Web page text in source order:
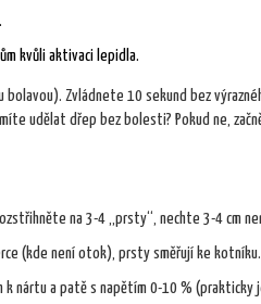
kvůli aktivaci lepidla.
Zvládnete 10 sekund bez
udělat dřep bez bolesti? Pokud ne,
na 3-4 „prsty“, nechte 3-4 cm
(kde není otok), prsty směřují ke kotníku.
nártu a patě s napětím 0-10 % (prakticky